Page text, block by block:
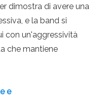
dimostra di avere una
e la band si
con un'aggressività
che mantiene
e